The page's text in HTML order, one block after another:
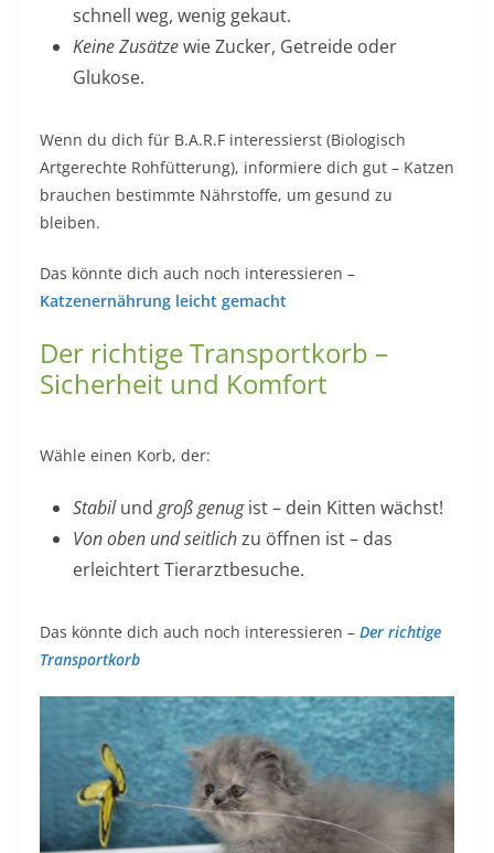
schnell weg, wenig gekaut.
Keine Zusätzewie Zucker, Getreide oder
Glukose.
Wenn du dich für B.A.R.F interessierst (Biologisch
Artgerechte Rohfütterung), informiere dich gut – Katzen
brauchen bestimmte Nährstoffe, um gesund zu
bleiben.
Das könnte dich auch noch interessieren –
Katzenernährung leicht gemacht
Der richtige Transportkorb –
Sicherheit und Komfort
Wähle einen Korb, der:
Stabilund groß genugist – dein Kitten wächst!
Von oben und seitlichzu öffnen ist – das
erleichtert Tierarztbesuche.
Das könnte dich auch noch interessieren – Der richtige
Transportkorb